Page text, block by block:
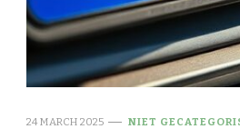
24 MARCH 2025 NIET